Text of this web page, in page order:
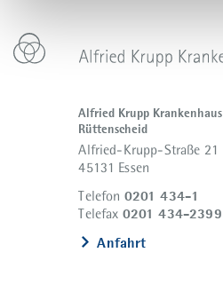
Alfried Krupp Krankenhaus
Rüttenscheid
Alfried-Krupp-Straße 21
45131 Essen
Telefon 0201 434-1
Telefax 0201 434-2399
Anfahrt